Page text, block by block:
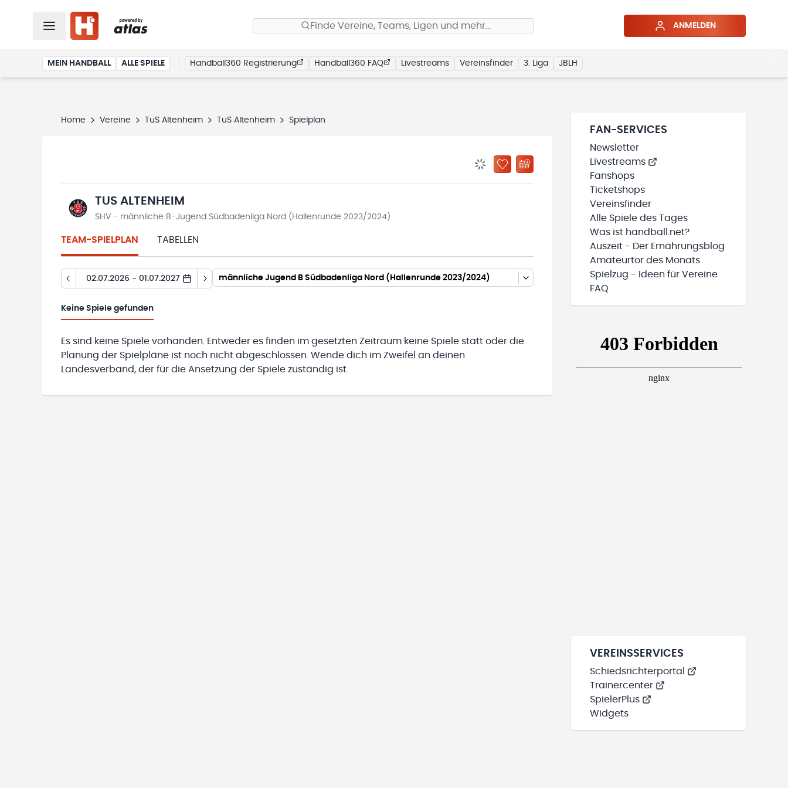
Finde Vereine, Teams, Ligen und mehr… ANMELDEN
MEIN HANDBALL ALLE SPIELE Handball360 Registrierung Handball360 FAQ Livestreams Vereinsfinder 3. Liga JBLH
Home Vereine TuS Altenheim TuS Altenheim Spielplan
BENACHRICHTIGUNGSSTATUS WIRD GELADEN
ZU „MEINE TEAMS“ HINZUFÜGEN
TUS ALTENHEIM
SHV - männliche B-Jugend Südbadenliga Nord (Hallenrunde 2023/2024)
TEAM-SPIELPLAN TABELLEN
02.07.2026 - 01.07.2027 männliche Jugend B Südbadenliga Nord (Hallenrunde 2023/2024)
Keine Spiele gefunden
Es sind keine Spiele vorhanden. Entweder es finden im gesetzten Zeitraum keine Spiele statt oder die
Planung der Spielpläne ist noch nicht abgeschlossen. Wende dich im Zweifel an deinen
Landesverband, der für die Ansetzung der Spiele zuständig ist.
FAN-SERVICES
Newsletter
Livestreams
Fanshops
Ticketshops
Vereinsfinder
Alle Spiele des Tages
Was ist handball.net?
Auszeit - Der Ernährungsblog
Amateurtor des Monats
Spielzug - Ideen für Vereine
FAQ
VEREINSSERVICES
Schiedsrichterportal
Trainercenter
SpielerPlus
Widgets